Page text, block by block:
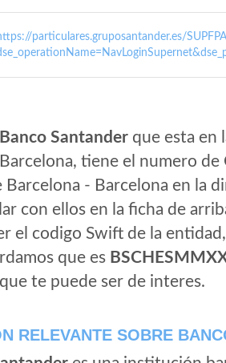
particulares.gruposantander.es/
Banco Santander que esta en
tiene el numero
Barcelona - Barcelona en la
con ellos en la ficha de
el codigo Swift de la
que es
te puede ser de interes.
RELEVANTE SOBRE